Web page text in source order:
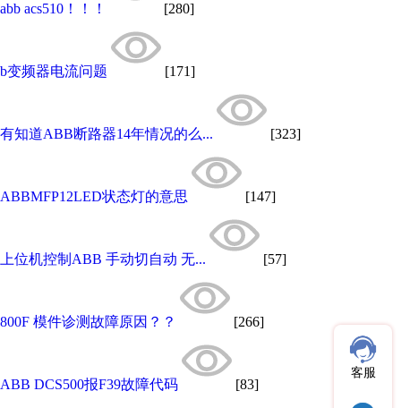
abb acs510！！！ [280]
b变频器电流问题 [171]
有知道ABB断路器14年情况的么... [323]
ABBMFP12LED状态灯的意思 [147]
上位机控制ABB 手动切自动 无... [57]
800F 模件诊测故障原因？？ [266]
ABB DCS500报F39故障代码 [83]
客服